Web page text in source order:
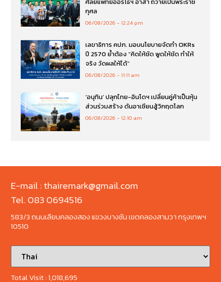
ศัลยแพทย์ออร์โธฯ อาสา ถวายเป็นพระราช
กุศล
06/08/2026 12:24 pm
เลขาธิการ คปภ. มอบนโยบายจัดทำ OKRs
ปี 2570 ย้ำต้อง “คิดให้ชัด พูดให้ชัด ทำให้
จริง วัดผลให้ได้”
06/08/2026 11:11 am
‘อนุทิน’ ปลุกไทย-อินโดฯ เปลี่ยนคู่ค้าเป็นหุ้น
ส่วนร่วมสร้าง ดันอาเซียนสู้วิกฤตโลก
06/08/2026 12:10 am
E-mail : thairemark@gmail.com
Tel. 083 0694516
583/3 ถนนเลียบคลองสอง แขวงบางชัน เขตคลองสามวา กรุงเทพฯ
10510
Total Visit :1,018,695